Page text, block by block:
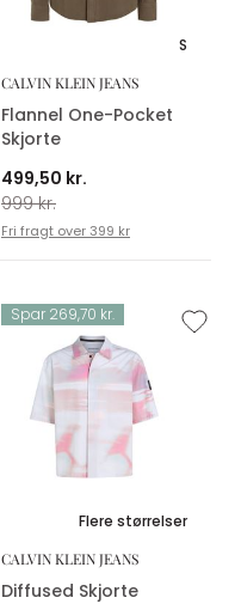
S
CALVIN KLEIN JEANS
Flannel One-Pocket
Skjorte
499,50 kr.
999 kr.
Fri fragt over 399 kr
Spar 269,70 kr.
Flere størrelser
CALVIN KLEIN JEANS
Diffused Skjorte